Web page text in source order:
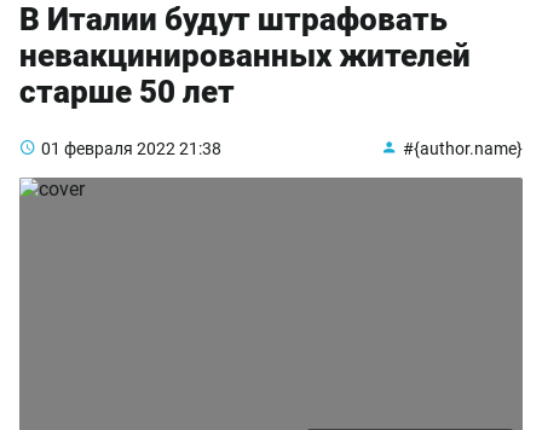
В Италии будут штрафовать
невакцинированных жителей
старше 50 лет
01 февраля 2022 21:38 #{author.name}